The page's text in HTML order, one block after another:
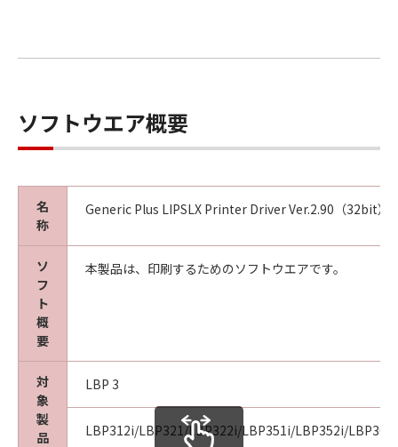
ソフトウエア概要
名
称
Generic Plus LIPSLX Printer Driver Ver.2.90（32bit）
ソ
フ
ト
概
要
本製品は、印刷するためのソフトウエアです。
対
象
製
品
LBP 3
LBP312i/LBP321/LBP322i/LBP351i/LBP352i/